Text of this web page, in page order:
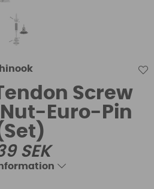
Screw
Euro-Pin
SEK